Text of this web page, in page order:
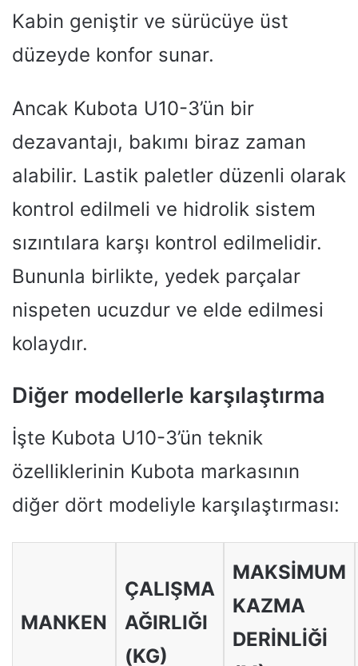
Kabin geniştir ve sürücüye üst
düzeyde konfor sunar.
Ancak Kubota U10-3’ün bir
dezavantajı, bakımı biraz zaman
alabilir. Lastik paletler düzenli olarak
kontrol edilmeli ve hidrolik sistem
sızıntılara karşı kontrol edilmelidir.
Bununla birlikte, yedek parçalar
nispeten ucuzdur ve elde edilmesi
kolaydır.
Diğer modellerle karşılaştırma
İşte Kubota U10-3’ün teknik
özelliklerinin Kubota markasının
diğer dört modeliyle karşılaştırması:
MANKEN
ÇALIŞMA
AĞIRLIĞI
(KG)
MAKSIMUM
KAZMA
DERINLIĞI